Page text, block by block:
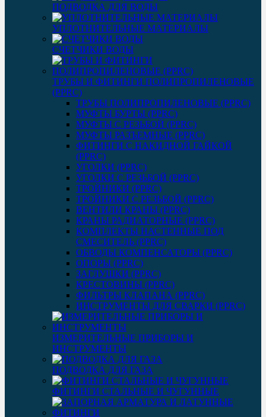
ПОДВОДКА ДЛЯ ВОДЫ
УПЛОТНИТЕЛЬНЫЕ МАТЕРИАЛЫ
СЧЕТЧИКИ ВОДЫ
ТРУБЫ И ФИТИНГИ ПОЛИПРОПИЛЕНОВЫЕ
(PPRC)
ТРУБЫ ПОЛИПРОПИЛЕНОВЫЕ (PPRC)
МУФТЫ БУРТЫ (PPRC)
МУФТЫ C РЕЗЬБОЙ (PPRC)
МУФТЫ РАЗЪЕМНЫЕ (PPRC)
ФИТИНГИ С НАКИДНОЙ ГАЙКОЙ
(PPRC)
УГОЛКИ (PPRC)
УГОЛКИ С РЕЗЬБОЙ (PPRC)
ТРОЙНИКИ (PPRC)
ТРОЙНИКИ С РЕЗЬБОЙ (PPRC)
ВЕНТИЛИ КРАНЫ (PPRC)
КРАНЫ РАДИАТОРНЫЕ (PPRC)
КОМПЛЕКТЫ НАСТЕННЫЕ ПОД
СМЕСИТЕЛЬ (PPRC)
ОБВОДЫ КОМПЕНСАТОРЫ (PPRC)
ОПОРЫ (PPRC)
ЗАГЛУШКИ (PPRC)
КРЕСТОВИНЫ (PPRC)
ФИЛЬТРЫ КЛАПАНА (PPRC)
ИНСТРУМЕНТЫ ДЛЯ СВАРКИ (PPRC)
ИЗМЕРИТЕЛЬНЫЕ ПРИБОРЫ И
ИНСТРУМЕНТЫ
ПОДВОДКА ДЛЯ ГАЗА
ФИТИНГИ СТАЛЬНЫЕ И ЧУГУННЫЕ